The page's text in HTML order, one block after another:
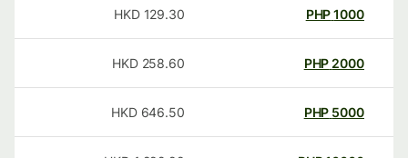
1000
PHP
129.30
HKD
2000
PHP
258.60
HKD
5000
PHP
646.50
HKD